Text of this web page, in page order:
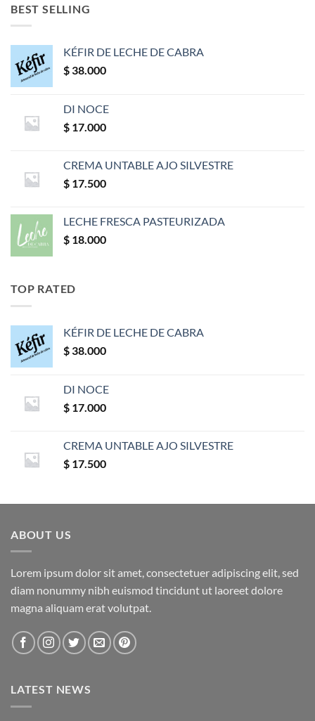
BEST SELLING
KÉFIR DE LECHE DE CABRA
$ 38.000
DI NOCE
$ 17.000
CREMA UNTABLE AJO SILVESTRE
$ 17.500
LECHE FRESCA PASTEURIZADA
$ 18.000
TOP RATED
KÉFIR DE LECHE DE CABRA
$ 38.000
DI NOCE
$ 17.000
CREMA UNTABLE AJO SILVESTRE
$ 17.500
ABOUT US
Lorem ipsum dolor sit amet, consectetuer adipiscing elit, sed
diam nonummy nibh euismod tincidunt ut laoreet dolore
magna aliquam erat volutpat.
LATEST NEWS